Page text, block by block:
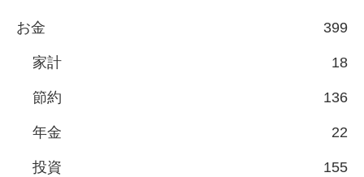
お金 399
家計 18
節約 136
年金 22
投資 155